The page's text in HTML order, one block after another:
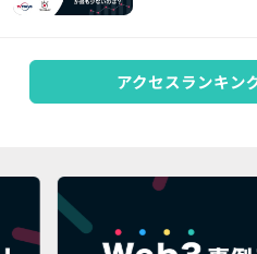
アクセスランキン